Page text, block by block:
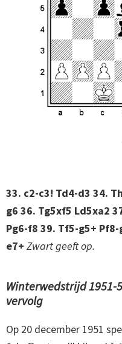
33. c2-c3! Td4-d3 34.
g6 36. Tg5xf5 Ld5xa2
Pg6-f8 39. Tf5-g5+
e7+ Zwart geeft op.
Winterwedstrijd
vervolg
Op 20 december 1951